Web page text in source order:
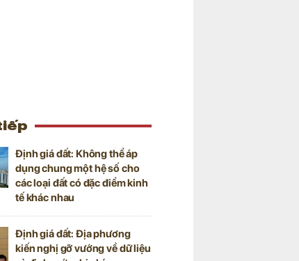
Định giá đất: Không thể áp
dụng chung một hệ số cho
các loại đất có đặc điểm kinh
tế khác nhau
Định giá đất: Địa phương
kiến nghị gỡ vướng về dữ liệu